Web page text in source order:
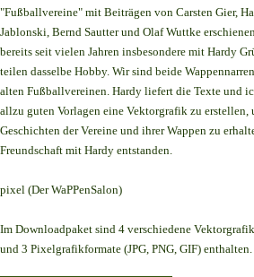
"Fußballvereine" mit Beiträgen von Carsten Gier,
Jablonski, Bernd Sautter und Olaf Wuttke
bereits seit vielen Jahren insbesondere mit Hardy
teilen dasselbe Hobby. Wir sind beide
alten Fußballvereinen. Hardy liefert die Texte und
allzu guten Vorlagen eine Vektorgrafik zu erstellen,
Geschichten der Vereine und ihrer Wappen zu
Freundschaft mit Hardy entstanden.
pixel (Der WaPPenSalon)
Im Downloadpaket sind 4 verschiedene
und 3 Pixelgrafikformate (JPG, PNG, GIF) enthalten.